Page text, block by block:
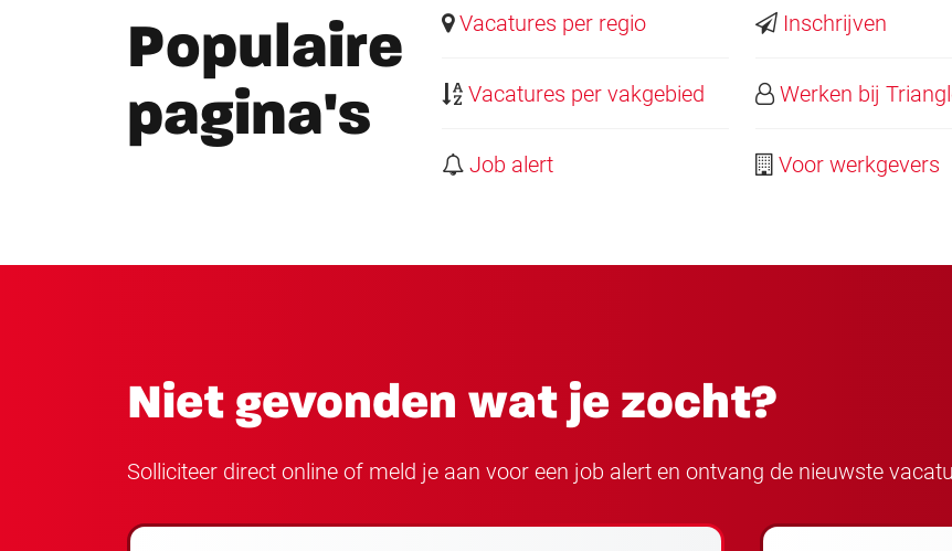
Populaire
pagina's
Vacatures per regio
Vacatures per vakgebied
Job alert
Inschrijven
Werken bij
Voor werkgevers
Niet gevonden wat je zocht?
Solliciteer direct online of meld je aan voor een job alert en ontvang de nieuwste